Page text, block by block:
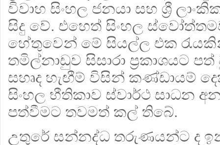
විවාහ සිංහල ජනයා සහ ශ්‍රී
සිදු වේ. එහෙත් සිංහල
හේතුවෙන් මේ සියල්ල එක
තමිල්නාඩුව සිසාරා ප්‍රකාශයට
සහෘද හැඟීම් විසින් කණ්ඩායම්
සිංහල භීතිකාව ස්වාර්ථ සාධන
පත්වීමට තවමත් කල් තිබේ.
උතුරේ සන්නද්ධ තරුණයන්ට ද